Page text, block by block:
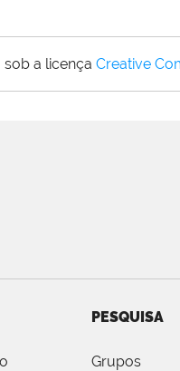
a licença Creative
PESQUISA
Grupos